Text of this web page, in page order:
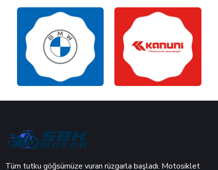
Tüm tutku göğsümüze vuran rüzgarla başladı. Motosiklet